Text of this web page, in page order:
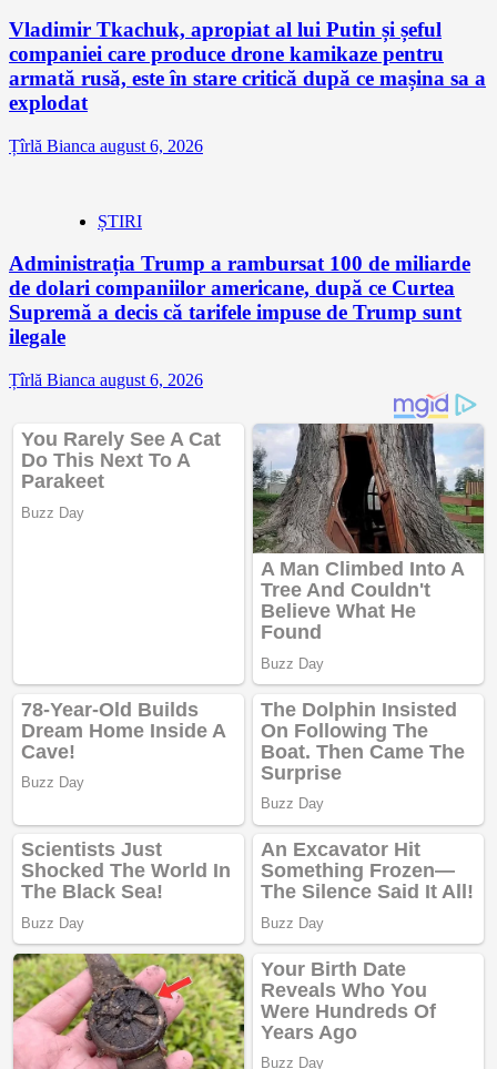
Vladimir Tkachuk, apropiat al lui Putin și șeful
companiei care produce drone kamikaze pentru
armată rusă, este în stare critică după ce mașina sa a
explodat
Țîrlă Bianca august 6, 2026
ȘTIRI
Administrația Trump a rambursat 100 de miliarde
de dolari companiilor americane, după ce Curtea
Supremă a decis că tarifele impuse de Trump sunt
ilegale
Țîrlă Bianca august 6, 2026